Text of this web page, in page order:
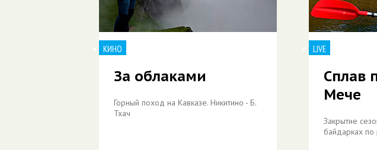
КИНО
За облаками
Горный поход на Кавказе. Никитино - Б.
Тхач
LIVE
Сплав
Мече
Закрытие
байдарках